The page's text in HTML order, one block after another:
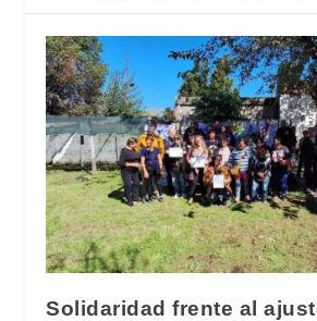
Solidaridad frente al